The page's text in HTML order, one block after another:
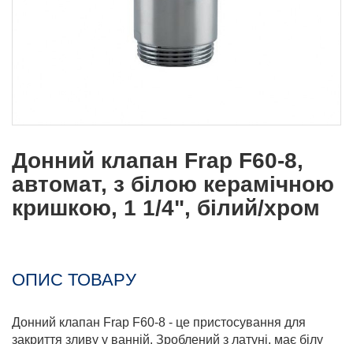
Донний клапан Frap F60-8,
автомат, з білою керамічною
кришкою, 1 1/4", білий/хром
ОПИС ТОВАРУ
Донний клапан Frap F60-8 - це пристосування для
закриття зливу у ванній. Зроблений з латуні, має білу